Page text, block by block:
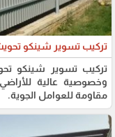
تركيب تسوير شينكو
تركيب تسوير شينكو
وخصوصية عالية
مقاومة للعوامل الجوية.